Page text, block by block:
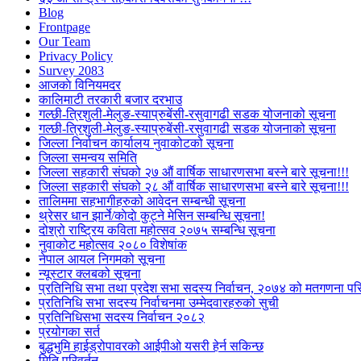
Blog
Frontpage
Our Team
Privacy Policy
Survey 2083
आजकाे विनियमदर
कालिमाटी तरकारी बजार दरभाउ
गल्छी-त्रिशुली-मेलुङ-स्याप्रुबेंसी-रसुवागढी सडक योजनाको सूचना
गल्छी-त्रिशुली-मेलुङ-स्याप्रुबेंसी-रसुवागढी सडक योजनाको सूचना
जिल्ला निर्वाचन कार्यालय नुवाकोटको सूचना
जिल्ला समन्वय समिति
जिल्ला सहकारी संघको २७ औं वार्षिक साधारणसभा बस्ने बारे सूचना!!!
जिल्ला सहकारी संघको २८ औं वार्षिक साधारणसभा बस्ने बारे सूचना!!!
तालिममा सहभागीहरुको आवेदन सम्बन्धी सूचना
थ्रेसर धान झार्ने/काेदाे कुट्ने मेसिन सम्बन्धि सूचना!
दोश्रो राष्ट्रिय कविता महोत्सव २०७५ सम्बन्धि सूचना
नुवाकोट महोत्सव २०८० विशेषांक
नेपाल आयल निगमको सूचना
न्यूस्टार क्लबको सूचना
प्रतिनिधि सभा तथा प्रदेश सभा सदस्य निर्वाचन, २०७४ को मतगणना
प्रतिनिधि सभा सदस्य निर्वाचनमा उम्मेदवारहरुको सुची
प्रतिनिधिसभा सदस्य निर्वाचन २०८२
प्रयोगका सर्त
बुद्धभुमि हाईड्रोपावरको आईपीओ यसरी हेर्न सकिन्छ